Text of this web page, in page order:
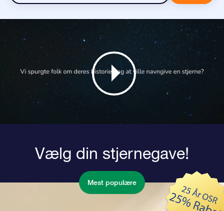
Vælg din stjernegave!
Mest populære